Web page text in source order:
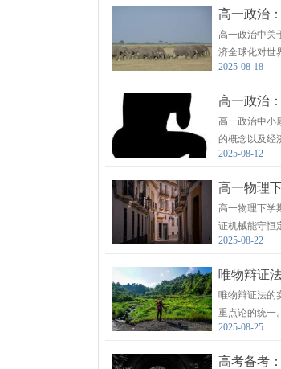
高一政治
高一政治中关
济全球化对世
面。
2025-08-18
高一政治
高一政治中小
的概念以及经
面、协调、可
2025-08-12
高一物理
高一物理下学
证机械能守恒
解释和归纳，
2025-08-22
唯物辩证
唯物辩证法的
重点论的统一
析。同时，文
2025-08-25
高考备考